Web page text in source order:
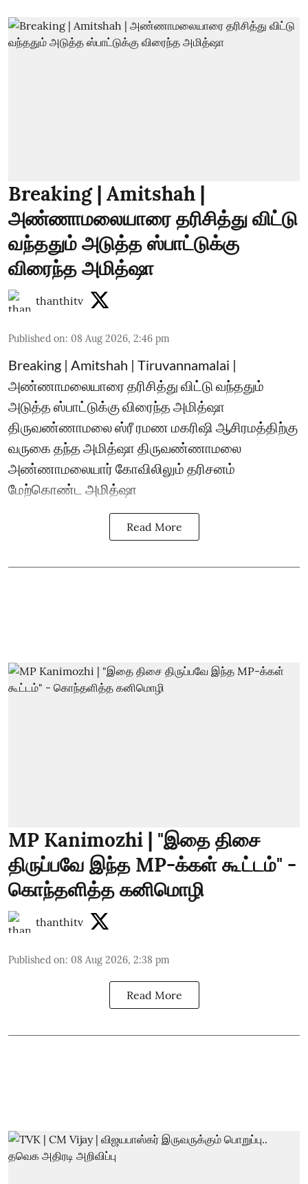
Breaking | Amitshah |
அண்ணாமலையாரை தரிசித்து விட்டு
வந்ததும் அடுத்த ஸ்பாட்டுக்கு
விரைந்த அமித்ஷா
thanthitv
Published on: 08 Aug 2026, 2:46 pm
Breaking | Amitshah | Tiruvannamalai |
அண்ணாமலையாரை தரிசித்து விட்டு வந்ததும்
அடுத்த ஸ்பாட்டுக்கு விரைந்த அமித்ஷா
திருவண்ணாமலை ஸ்ரீ ரமண மகரிஷி ஆசிரமத்திற்கு
வருகை தந்த அமித்ஷா திருவண்ணாமலை
அண்ணாமலையார் கோவிலிலும் தரிசனம்
மேற்கொண்ட அமித்ஷா
Read More
MP Kanimozhi | "இதை திசை
திருப்பவே இந்த MP-க்கள் கூட்டம்" -
கொந்தளித்த கனிமொழி
thanthitv
Published on: 08 Aug 2026, 2:38 pm
Read More